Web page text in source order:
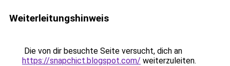
Weiterleitungshinweis
Die von dir besuchte Seite versucht, dich an
https://snapchict.blogspot.com/ weiterzuleiten.